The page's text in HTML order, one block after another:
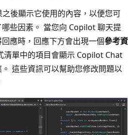
後顯示它使用的內容，以便您可
些因素。 當您向 Copilot 聊天提
應時，回應下方會出現一個參考資
清單中的項目會顯示 Copilot Chat
這些資訊可以幫助您修改問題以